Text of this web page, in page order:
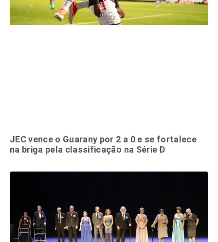
JEC vence o Guarany por 2 a 0 e se fortalece
na briga pela classificação na Série D